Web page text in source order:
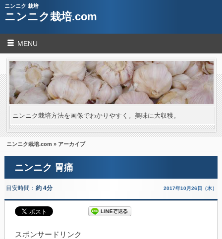
ニンニク 栽培
ニンニク栽培.com
MENU
ニンニク栽培方法を画像でわかりやすく。美味に大収穫。
ニンニク栽培.com » アーカイブ
ニンニク 胃痛
目安時間： 約 4分 2017年10月26日（木）
スポンサードリンク